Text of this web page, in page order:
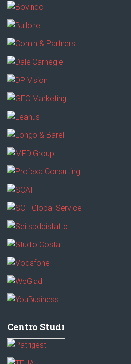
Centro Studi